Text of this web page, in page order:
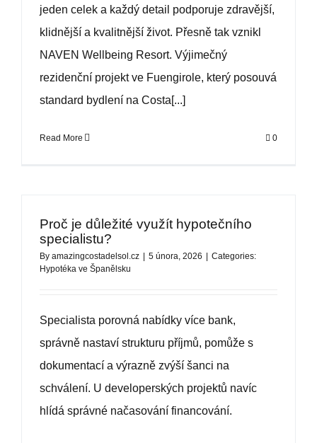
jeden celek a každý detail podporuje zdravější,
klidnější a kvalitnější život. Přesně tak vznikl
NAVEN Wellbeing Resort. Výjimečný
rezidenční projekt ve Fuengirole, který posouvá
standard bydlení na Costa[...]
Read More 0
Proč je důležité využít hypotečního
specialistu?
By amazingcostadelsol.cz 5 února, 2026
Categories:
Hypotéka ve Španělsku
Specialista porovná nabídky více bank,
správně nastaví strukturu příjmů, pomůže s
dokumentací a výrazně zvýší šanci na
schválení. U developerských projektů navíc
hlídá správné načasování financování.